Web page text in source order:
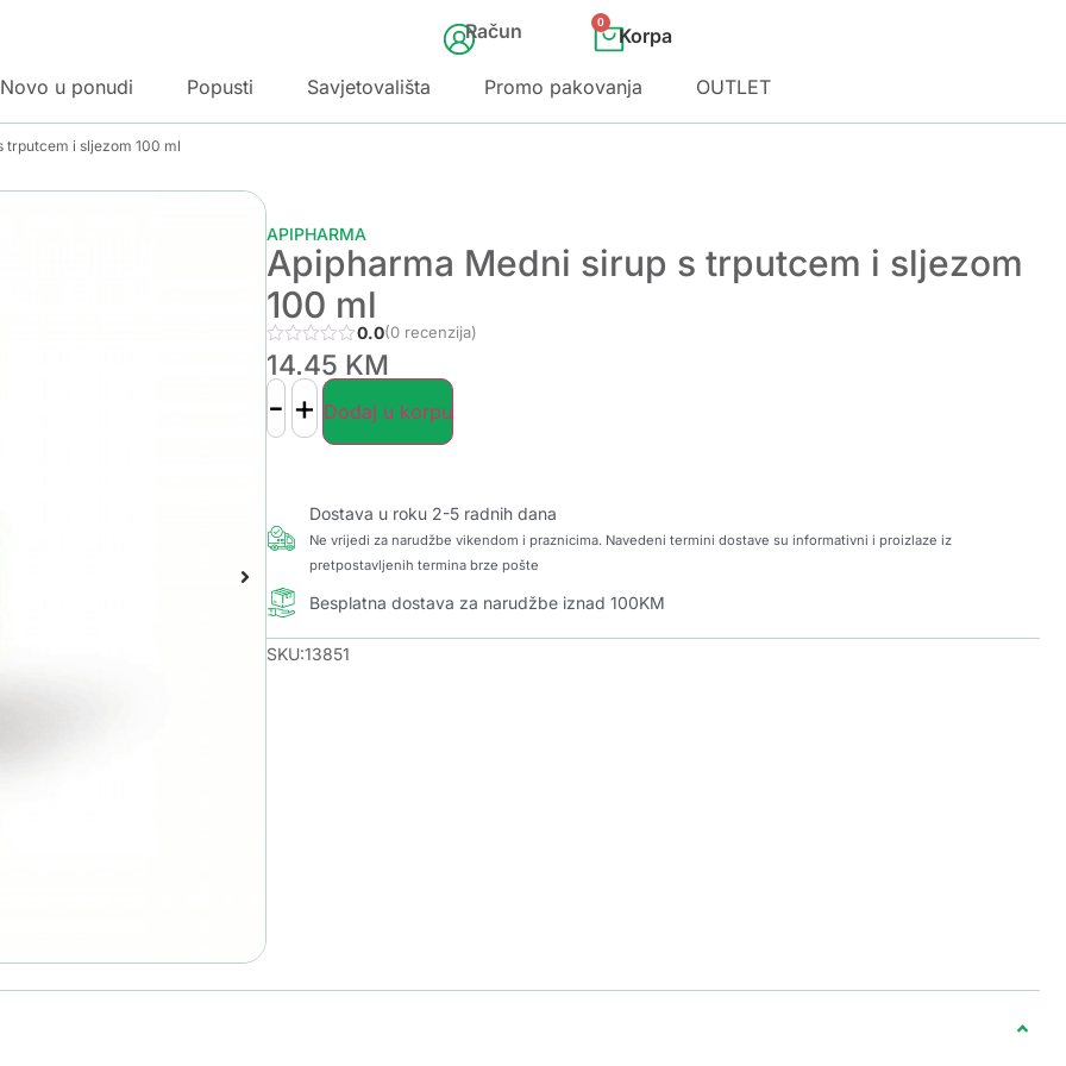
Račun 0
Novo u ponudi Popusti Savjetovališta Promo pakovanja OUTLET
i sljezom 100 ml
APIPHARMA
Apipharma Medni sirup s trputcem i sljezom
100 ml
0.0(0 recenzija)
14.45 KM
- + Dodaj u korpu
Dostava u roku 2-5 radnih dana
Ne vrijedi za narudžbe vikendom i praznicima. Navedeni termini dostave su informativni i proizlaze iz
pretpostavljenih termina brze pošte
Besplatna dostava za narudžbe iznad 100KM
SKU:13851